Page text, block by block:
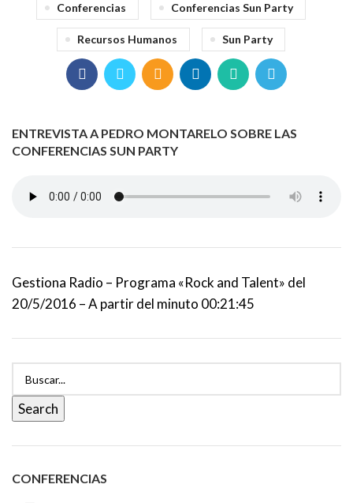
Conferencias Conferencias Sun Party
Recursos Humanos Sun Party
ENTREVISTA A PEDRO MONTARELO SOBRE LAS
CONFERENCIAS SUN PARTY
Gestiona Radio – Programa «Rock and Talent» del
20/5/2016 – A partir del minuto 00:21:45
Search
CONFERENCIAS